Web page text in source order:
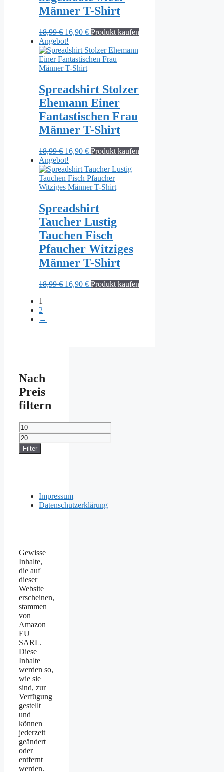
Männer T-Shirt
18,99€ Ursprünglicher
Preis
war:
18,99 €
16,90 €Aktueller
ist:
16,90 €.
Produkt kaufen
Angebot!
Spreadshirt Stolzer
Ehemann Einer
Fantastischen Frau
Männer T-Shirt
18,99€ Ursprünglicher
Preis
war:
18,99 €
16,90 €Aktueller
ist:
16,90 €.
Produkt kaufen
Angebot!
Spreadshirt
Taucher Lustig
Tauchen Fisch
Pfaucher Witziges
Männer T-Shirt
18,99€ Ursprünglicher
16,90 €Aktueller
Produkt kaufen
1
2
→
Nach
Preis
filtern
Min.
Preis
Max.
Preis
Filter
Impressum
Datenschutzerklärung
Gewisse
Inhalte,
die auf
dieser
Website
erscheinen,
stammen
von
Amazon
EU
SARL.
Diese
Inhalte
werden so,
wie sie
sind, zur
Verfügung
gestellt
und
können
jederzeit
geändert
oder
entfernt
werden.